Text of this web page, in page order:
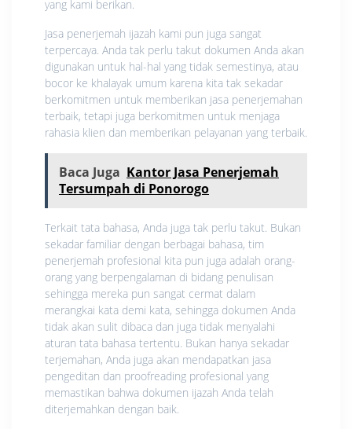
yang kami berikan.
Jasa penerjemah ijazah kami pun juga sangat
terpercaya. Anda tak perlu takut dokumen Anda akan
digunakan untuk hal-hal yang tidak semestinya, atau
bocor ke khalayak umum karena kita tak sekadar
berkomitmen untuk memberikan jasa penerjemahan
terbaik, tetapi juga berkomitmen untuk menjaga
rahasia klien dan memberikan pelayanan yang terbaik.
Baca Juga Kantor Jasa Penerjemah
Tersumpah di Ponorogo
Terkait tata bahasa, Anda juga tak perlu takut. Bukan
sekadar familiar dengan berbagai bahasa, tim
penerjemah profesional kita pun juga adalah orang-
orang yang berpengalaman di bidang penulisan
sehingga mereka pun sangat cermat dalam
merangkai kata demi kata, sehingga dokumen Anda
tidak akan sulit dibaca dan juga tidak menyalahi
aturan tata bahasa tertentu. Bukan hanya sekadar
terjemahan, Anda juga akan mendapatkan jasa
pengeditan dan proofreading profesional yang
memastikan bahwa dokumen ijazah Anda telah
diterjemahkan dengan baik.